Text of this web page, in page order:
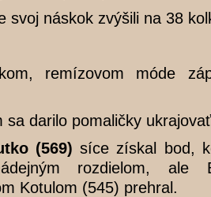
svoj náskok zvýšili na 38
remízovom móde
sa darilo pomaličky
(569) síce získal bod,
rozdielom, ale
Kotulom (545) prehral.